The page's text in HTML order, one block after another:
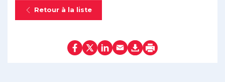
Retour à la liste